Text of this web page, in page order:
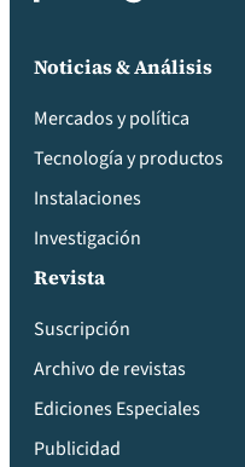
Noticias & Análisis
Mercados y política
Tecnología y productos
Instalaciones
Investigación
Revista
Suscripción
Archivo de revistas
Ediciones Especiales
Publicidad